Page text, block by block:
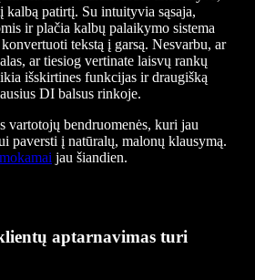
kalbą patirtį. Su intuityvia sąsaja,
ir plačia kalbų palaikymo sistema
tekstą į garsą. Nesvarbu, ar
ar tiesiog vertinate laisvų rankų
išskirtines funkcijas ir draugišką
DI balsus rinkoje.
vartotojų bendruomenės, kuri jau
paversti į natūralų, malonų klausymą.
jau šiandien.
aptarnavimas turi